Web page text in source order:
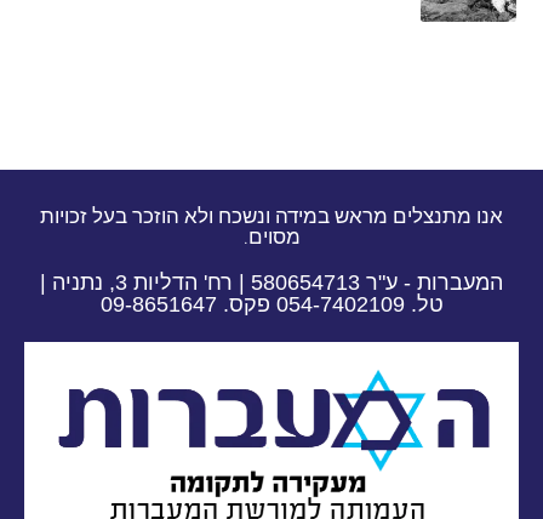
אנו מתנצלים מראש במידה ונשכח ולא הוזכר בעל זכויות
מסוים.
המעברות - ע"ר 580654713 | רח' הדליות 3, נתניה |
טל. 054-7402109 פקס. 09-8651647​